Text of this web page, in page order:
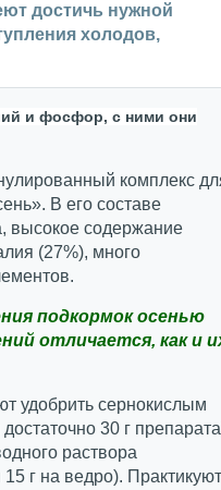
достичь нужной
холодов,
и фосфор, с ними они
комплекс
В его составе
высокое содержание
(27%), много
подкормок осенью
отличается, как и
удобрить сернокислым
30 г
раствора
г на ведро). Практикуют